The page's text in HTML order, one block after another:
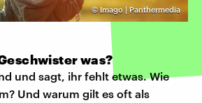
©Imago | Panthermedia
was?
und sagt, ihr fehlt etwas. Wie
Und warum gilt es oft als